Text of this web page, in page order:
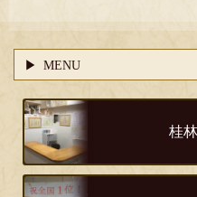
MENU
桂